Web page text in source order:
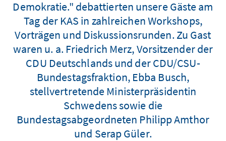
Demokratie." debattierten unsere Gäste am
Tag der KAS in zahlreichen Workshops,
Vorträgen und Diskussionsrunden. Zu Gast
waren u. a. Friedrich Merz, Vorsitzender der
CDU Deutschlands und der CDU/CSU-
Bundestagsfraktion, Ebba Busch,
stellvertretende Ministerpräsidentin
Schwedens sowie die
Bundestagsabgeordneten Philipp Amthor
und Serap Güler.